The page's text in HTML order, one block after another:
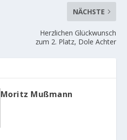
NÄCHSTE
Herzlichen Glückwunsch
zum 2. Platz, Dole Achter
Moritz Mußmann